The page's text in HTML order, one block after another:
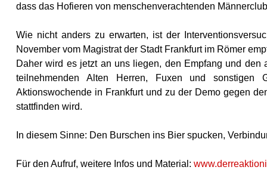
dass das Hofieren von menschenverachtenden
Wie nicht anders zu erwarten, ist der
November vom Magistrat der Stadt Frankfurt im Römer
Daher wird es jetzt an uns liegen, den Empfang und den
teilnehmenden Alten Herren, Fuxen und sonstigen
Aktionswochende in Frankfurt und zu der Demo gegen
stattfinden wird.
In diesem Sinne: Den Burschen ins Bier spucken,
Für den Aufruf, weitere Infos und Material: